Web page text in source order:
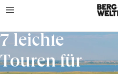
7 leichte
Touren für